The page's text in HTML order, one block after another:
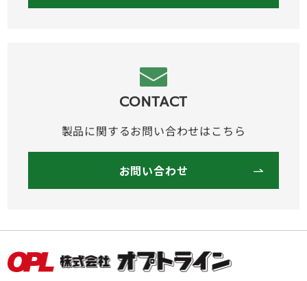
CONTACT
製品に関するお問い合わせはこちら
お問い合わせ